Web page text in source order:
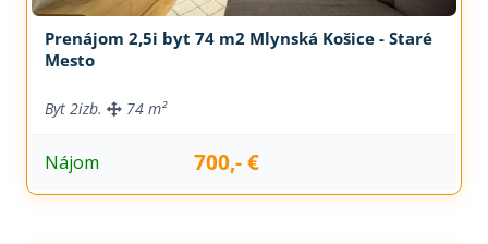
Prenájom 2,5i byt 74 m2 Mlynská Košice - Staré
Mesto
Byt 2izb. 74 m²
Nájom 700,- €